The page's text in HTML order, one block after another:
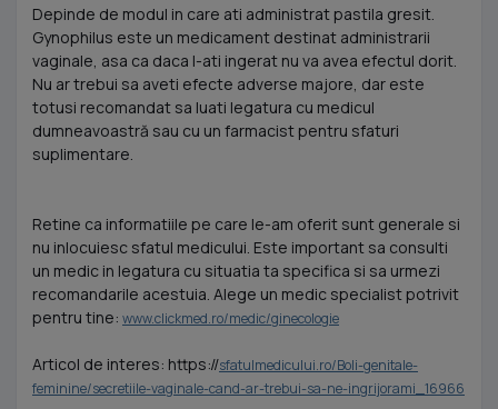
Depinde de modul in care ati administrat pastila gresit.
Gynophilus este un medicament destinat administrarii
vaginale, asa ca daca l-ati ingerat nu va avea efectul dorit.
Nu ar trebui sa aveti efecte adverse majore, dar este
totusi recomandat sa luati legatura cu medicul
dumneavoastră sau cu un farmacist pentru sfaturi
suplimentare.
Retine ca informatiile pe care le-am oferit sunt generale si
nu inlocuiesc sfatul medicului. Este important sa consulti
un medic in legatura cu situatia ta specifica si sa urmezi
recomandarile acestuia. Alege un medic specialist potrivit
pentru tine: www.clickmed.ro/medic/ginecologie
Articol de interes: https://sfatulmedicului.ro/Boli-genitale-
feminine/secretiile-vaginale-cand-ar-trebui-sa-ne-ingrijorami_16966